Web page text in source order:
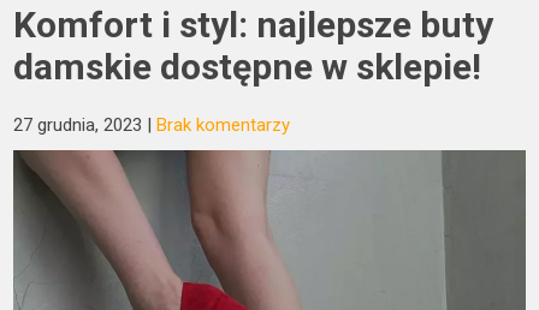
Komfort i styl: najlepsze buty
damskie dostępne w sklepie!
27 grudnia, 2023 |Brak komentarzy